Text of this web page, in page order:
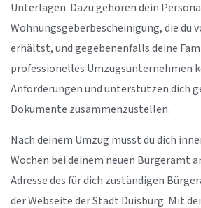
Unterlagen. Dazu gehören dein
Wohnungsgeberbescheinigung, die du
erhältst, und gegebenenfalls deine
professionelles Umzugsunternehmen
Anforderungen und unterstützen dich
Dokumente zusammenzustellen.
Nach deinem Umzug musst du dich
Wochen bei deinem neuen Bürgeramt
Adresse des für dich zuständigen
der Webseite der Stadt Duisburg. Mit